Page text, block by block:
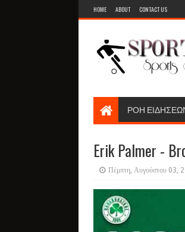
HOME ABOUT CONTACT US
ΡΟΗ
Erik Palmer -
Πέμπτη, Αυγούστου 03,